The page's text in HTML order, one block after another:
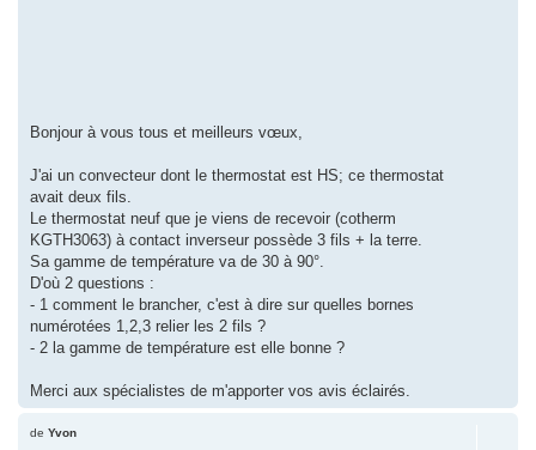
Bonjour à vous tous et meilleurs vœux,
J'ai un convecteur dont le thermostat est HS; ce thermostat
avait deux fils.
Le thermostat neuf que je viens de recevoir (cotherm
KGTH3063) à contact inverseur possède 3 fils + la terre.
Sa gamme de température va de 30 à 90°.
D'où 2 questions :
- 1 comment le brancher, c'est à dire sur quelles bornes
numérotées 1,2,3 relier les 2 fils ?
- 2 la gamme de température est elle bonne ?
Merci aux spécialistes de m'apporter vos avis éclairés.
de Yvon